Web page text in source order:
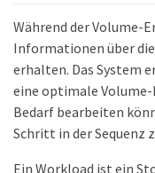
Während der Volume-
Informationen über
erhalten. Das System
eine optimale
Bedarf bearbeiten
Schritt in der Sequenz
Ein Workload ist ein